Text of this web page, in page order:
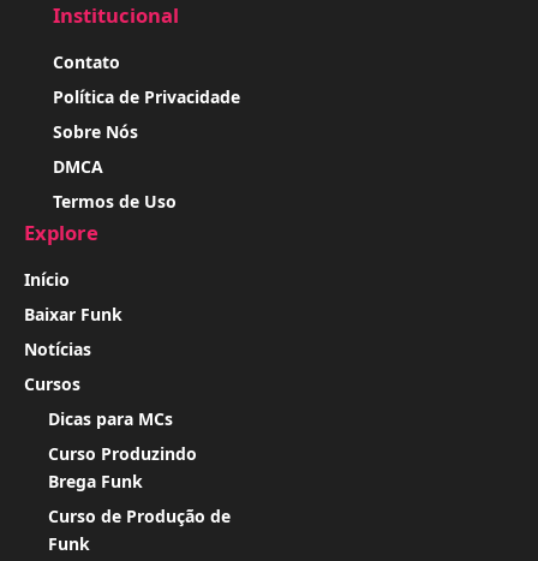
Institucional
Contato
Política de Privacidade
Sobre Nós
DMCA
Termos de Uso
Explore
Início
Baixar Funk
Notícias
Cursos
Dicas para MCs
Curso Produzindo
Brega Funk
Curso de Produção de
Funk